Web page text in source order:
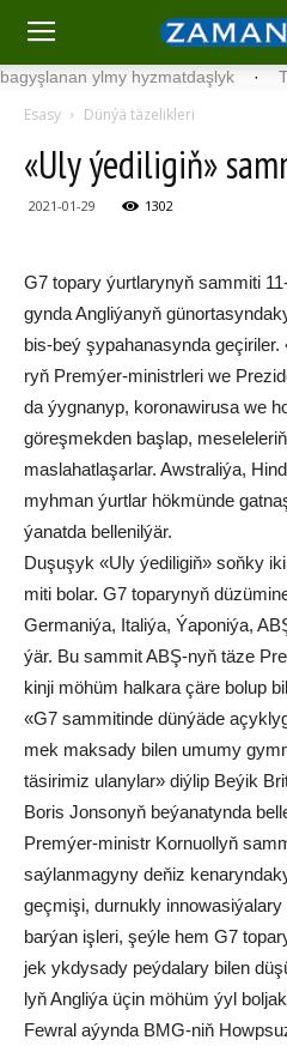
ylmy hyzmatdaşlyk ·
Esasy Dünýä täzelikleri
«Uly ýediligiň»
2021-01-29 1302
G7 to­pa­ry ýurt­la­ry­nyň sam­mi­ti
gyn­da Ang­li­ýa­nyň
bis-beý şy­pa­ha­na­syn­da
ryň Prem­ýer-mi­nistr­le­ri we
da ýyg­na­nyp, ko­ro­na­wi­ru­sa we
gö­reş­mek­den baş­lap,
mas­la­hat­la­şar­lar. Awst­ra­li­ýa,
myh­man ýurt­lar hök­mün­de
ýa­nat­da bel­le­nil­ýär.
Du­şu­şyk «Uly ýe­di­li­giň» soň­ky
mi­ti bo­lar. G7 to­pa­ry­nyň
Ger­ma­ni­ýa, Ita­li­ýa, Ýa­po­ni­ýa,
ýär. Bu sam­mit ABŞ-nyň tä­ze
kin­ji mö­hüm hal­ka­ra çä­re­ bo­lup
«G7 sam­mi­tin­de dün­ýä­de
mek mak­sa­dy bi­len umu­my
tä­si­ri­miz ula­ny­lar» diý­lip Be­ýik
Bo­ris Jon­so­nyň be­ýa­na­tyn­da
Prem­ýer-mi­nistr Kor­nu­ol­lyň
saý­lan­ma­gy­ny de­ňiz
geç­mi­şi, dur­nuk­ly
bar­ýan iş­le­ri, şeý­le hem G7
jek yk­dy­sa­dy peý­da­la­ry bi­len
lyň Ang­li­ýa üçin mö­hüm ýyl
Few­ral aýyn­da BMG-niň